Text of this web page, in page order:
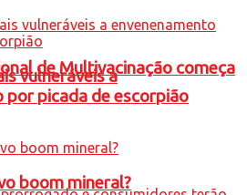
de Multivacinação começa
vulneráveis a
por picada de escorpião
boom mineral?